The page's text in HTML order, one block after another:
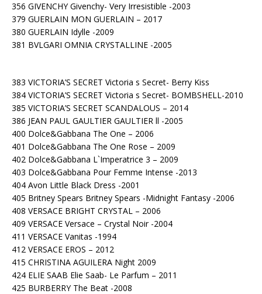
356 GIVENCHY Givenchy- Very Irresistible -2003
379 GUERLAIN MON GUERLAIN – 2017
380 GUERLAIN Idylle -2009
381 BVLGARI OMNIA CRYSTALLINE -2005
383 VICTORIA’S SECRET Victoria s Secret- Berry Kiss
384 VICTORIA’S SECRET Victoria s Secret- BOMBSHELL-2010
385 VICTORIA’S SECRET SCANDALOUS – 2014
386 JEAN PAUL GAULTIER GAULTIER ll -2005
400 Dolce&Gabbana The One – 2006
401 Dolce&Gabbana The One Rose – 2009
402 Dolce&Gabbana L`Imperatrice 3 – 2009
403 Dolce&Gabbana Pour Femme Intense -2013
404 Avon Little Black Dress -2001
405 Britney Spears Britney Spears -Midnight Fantasy -2006
408 VERSACE BRIGHT CRYSTAL – 2006
409 VERSACE Versace – Crystal Noir -2004
411 VERSACE Vanitas -1994
412 VERSACE EROS – 2012
415 CHRISTINA AGUILERA Night 2009
424 ELIE SAAB Elie Saab- Le Parfum – 2011
425 BURBERRY The Beat -2008